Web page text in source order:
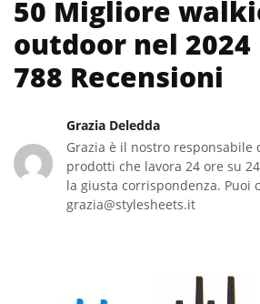
50 Migliore
outdoor nel 2024
788 Recensioni
Grazia Deledda
Grazia è il nostro responsabile
prodotti che lavora 24 ore su
la giusta corrispondenza. Puoi
grazia@stylesheets.it